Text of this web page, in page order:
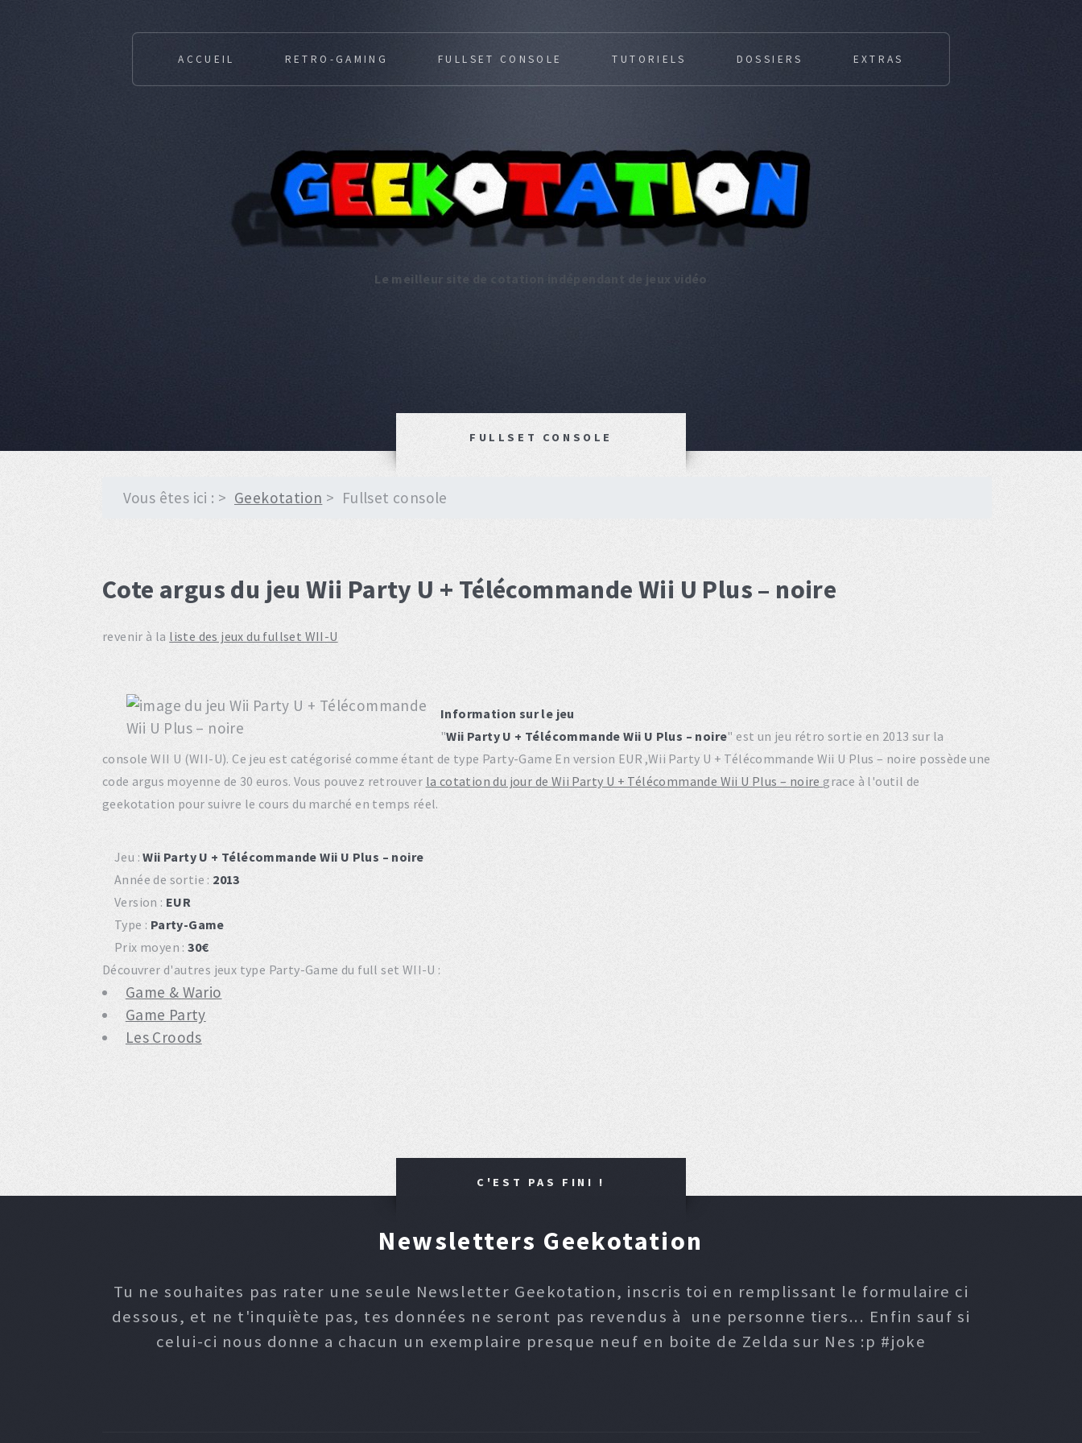
Le meilleur site de cotation indépendant de jeux vidéo
ACCUEIL RETRO-GAMING FULLSET CONSOLE TUTORIELS DOSSIERS EXTRAS
FULLSET CONSOLE
Vous êtes ici : Geekotation Fullset console
Cote argus du jeu Wii Party U + Télécommande Wii U Plus – noire
revenir à la liste des jeux du fullset WII-U
Information sur le jeu
"Wii Party U + Télécommande Wii U Plus – noire" est un jeu rétro sortie en 2013 sur la
console WII U (WII-U). Ce jeu est catégorisé comme étant de type Party-Game En version EUR ,Wii Party U + Télécommande Wii U Plus – noire possède une
code argus moyenne de 30 euros. Vous pouvez retrouver la cotation du jour de Wii Party U + Télécommande Wii U Plus – noiregrace à l'outil de
geekotation pour suivre le cours du marché en temps réel.
Jeu :Wii Party U + Télécommande Wii U Plus – noire
Année de sortie : 2013
Version : EUR
Type : Party-Game
Prix moyen :30€
Découvrer d'autres jeux type Party-Game du full set WII-U :
Game & Wario
Game Party
Les Croods
C'EST PAS FINI !
Newsletters Geekotation
Tu ne souhaites pas rater une seule Newsletter Geekotation, inscris toi en remplissant le formulaire ci
dessous, et ne t'inquiète pas, tes données ne seront pas revendus à une personne tiers... Enfin sauf si
celui-ci nous donne a chacun un exemplaire presque neuf en boite de Zelda sur Nes :p #joke